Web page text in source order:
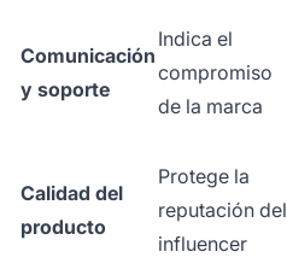
Comunicación
y soporte
Indica el
compromiso
de la marca
Calidad del
producto
Protege la
reputación del
influencer